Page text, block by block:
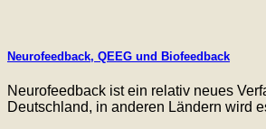
Neurofeedback, QEEG und Biofeedback
Neurofeedback ist ein relativ neues
Deutschland, in anderen Ländern wird